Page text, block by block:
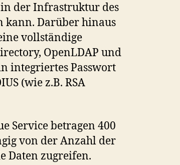
der Infrastruktur des
kann. Darüber hinaus
vollständige
OpenLDAP und
integriertes Passwort
(wie z.B. RSA
Service betragen 400
von der Anzahl der
Daten zugreifen.